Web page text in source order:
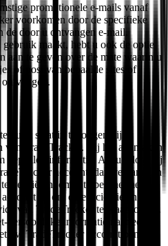
promotionele e-mails vanaf
voorkomen door de specifieke
de door u ontvangen e-mail.
maakt, hebt u ook de optie
aan te geven over de mate waarin u
of post van bepaalde sites of
u in staat in te loggen bij
van TradeTracker. Bij het aanmaken
bepaalde informatie. Als u inlogt bij
account, dan verzamelen
verifiëren, om u te beschermen
en om de efficiëntie en
van TradeTracker te waarborgen.
persoonlijke informatie naar een
uw TradeTracker account bent